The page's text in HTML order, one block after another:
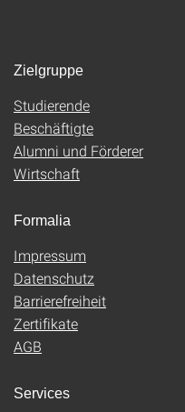
Zielgruppe
Studierende
Beschäftigte
Alumni und Förderer
Wirtschaft
Formalia
Impressum
Datenschutz
Barrierefreiheit
Zertifikate
AGB
Services